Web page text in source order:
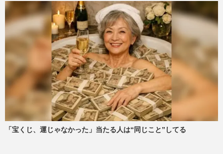
週刊女性PRIME
NHK職員への性加害で“出禁”食らった〈5
年前の番組出演者〉特定が進むも、ネット
で「無関係な個人名」も拡…
週刊女性PRIME 2026/8/6
NHK職員が「番組出演者から性被害」報
告も放置の衝撃対応、中居正広と国分太一
の事例もNHKは「加害者を守る…
週刊女性PRIME
「宝くじ、運じゃなかった」当たる人は“同じこと”してる